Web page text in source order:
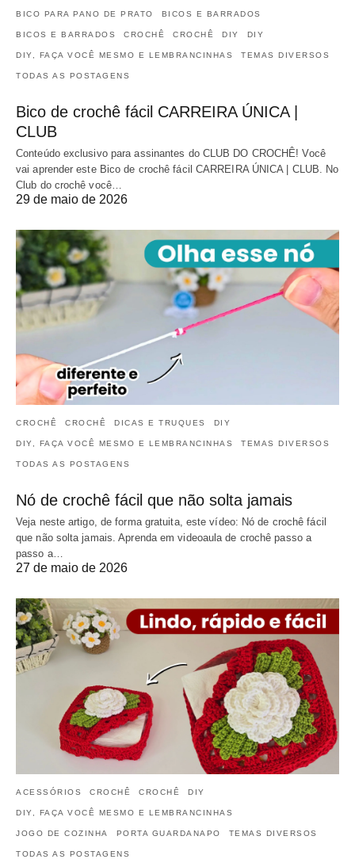
BICO PARA PANO DE PRATO BICOS E BARRADOS
BICOS E BARRADOS CROCHÊ CROCHÊ DIY DIY
DIY, FAÇA VOCÊ MESMO E LEMBRANCINHAS TEMAS DIVERSOS
TODAS AS POSTAGENS
Bico de crochê fácil CARREIRA ÚNICA |
CLUB
Conteúdo exclusivo para assinantes do CLUB DO CROCHÊ! Você
vai aprender este Bico de crochê fácil CARREIRA ÚNICA | CLUB. No
Club do crochê você…
29 de maio de 2026
CROCHÊ CROCHÊ DICAS E TRUQUES DIY
DIY, FAÇA VOCÊ MESMO E LEMBRANCINHAS TEMAS DIVERSOS
TODAS AS POSTAGENS
Nó de crochê fácil que não solta jamais
Veja neste artigo, de forma gratuita, este vídeo: Nó de crochê fácil
que não solta jamais. Aprenda em videoaula de crochê passo a
passo a…
27 de maio de 2026
ACESSÓRIOS CROCHÊ CROCHÊ DIY
DIY, FAÇA VOCÊ MESMO E LEMBRANCINHAS
JOGO DE COZINHA PORTA GUARDANAPO TEMAS DIVERSOS
TODAS AS POSTAGENS